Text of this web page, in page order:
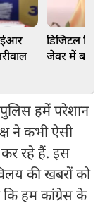
डिजिटल
जेवर में बनेगा
हमें परेशान
ने कभी ऐसी
कर रहे हैं. इस
की खबरों को
कि हम कांग्रेस के